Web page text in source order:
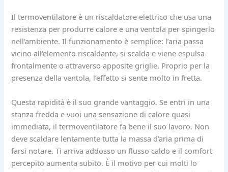
Il termoventilatore è un riscaldatore elettrico che usa una
resistenza per produrre calore e una ventola per spingerlo
nell’ambiente. Il funzionamento è semplice: l’aria passa
vicino all’elemento riscaldante, si scalda e viene espulsa
frontalmente o attraverso apposite griglie. Proprio per la
presenza della ventola, l’effetto si sente molto in fretta.
Questa rapidità è il suo grande vantaggio. Se entri in una
stanza fredda e vuoi una sensazione di calore quasi
immediata, il termoventilatore fa bene il suo lavoro. Non
deve scaldare lentamente tutta la massa d’aria prima di
farsi notare. Ti arriva addosso un flusso caldo e il comfort
percepito aumenta subito. È il motivo per cui molti lo